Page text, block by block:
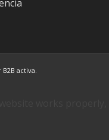
B2B activa.
works